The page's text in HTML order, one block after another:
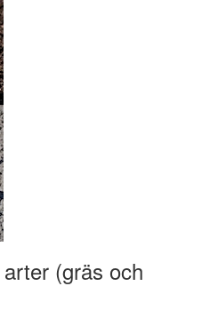
(gräs och